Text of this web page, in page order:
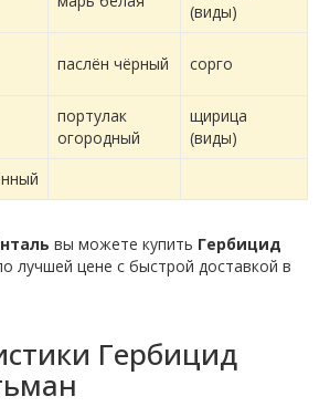
(виды)
паслён чёрный сорго
портулак
огородный
щирица
(виды)
вы можете купить Гербицид
лучшей цене с быстрой доставкой в
Гербицид